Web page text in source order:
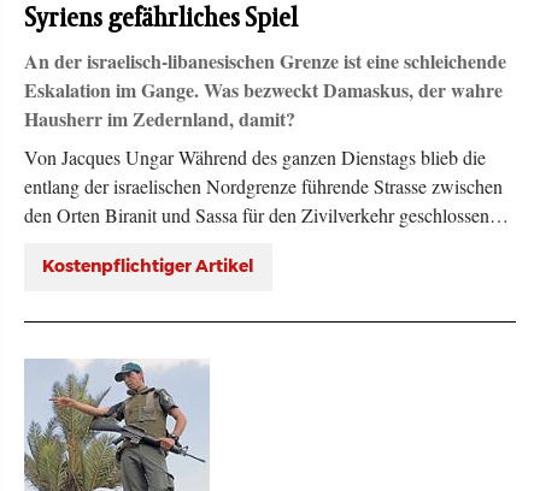
Syriens gefährliches Spiel
An der israelisch-libanesischen Grenze ist eine schleichende
Eskalation im Gange. Was bezweckt Damaskus, der wahre
Hausherr im Zedernland, damit?
Von Jacques Ungar Während des ganzen Dienstags blieb die
entlang der israelischen Nordgrenze führende Strasse zwischen
den Orten Biranit und Sassa für den Zivilverkehr geschlossen…
Kostenpflichtiger Artikel